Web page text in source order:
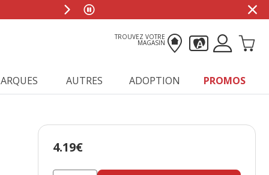
TROUVEZ VOTRE
MAGASIN
AUTRES ADOPTION PROMOS
Prix 4.19€
4.19€